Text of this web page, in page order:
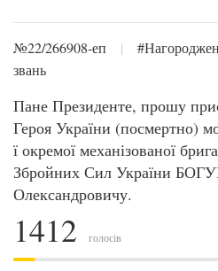
№22/266908-еп |
звань
Пане Президенте, прошу
Героя України (посмертно)
ї окремої механізованої
Збройних Сил України
Олександровичу.
1412 голосів